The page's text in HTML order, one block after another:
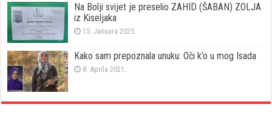
Na Bolji svijet je preselio ZAHID (ŠABAN) ZOLJA
iz Kiseljaka
15. Januara 2025.
Kako sam prepoznala unuku: Oči k’o u mog Isada
8. Aprila 2021.